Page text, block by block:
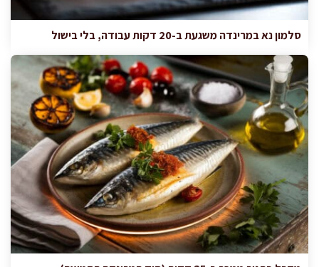
סלמון נא במרינדה משגעת ב-20 דקות עבודה, בלי בישול